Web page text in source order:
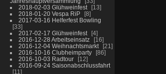
2018-02-03 Glühweinfest
13
2018-01-20 Vespa RiP
8
2017-03-16 Helferfest Bowling
33
2017-02-17 Glühweinfest
4
2016-12-28 Arbeitseinsatz
16
2016-12-04 Weihnachtsmarkt
21
2016-10-16 Clubheimparty
86
2016-10-03 Radtour
12
2016-09-24 Saisonabschlussfahrt
11